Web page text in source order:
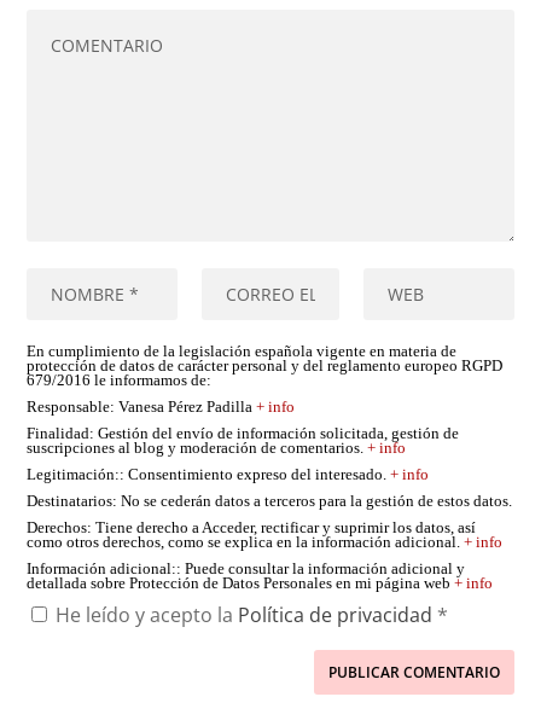
En cumplimiento de la legislación española vigente en materia de
protección de datos de carácter personal y del reglamento europeo RGPD
679/2016 le informamos de:
Responsable: Vanesa Pérez Padilla+ info
Finalidad: Gestión del envío de información solicitada, gestión de
suscripciones al blog y moderación de comentarios.+ info
Legitimación:: Consentimiento expreso del interesado.+ info
Destinatarios: No se cederán datos a terceros para la gestión de estos datos.
Derechos: Tiene derecho a Acceder, rectificar y suprimir los datos, así
como otros derechos, como se explica en la información adicional.+ info
Información adicional:: Puede consultar la información adicional y
detallada sobre Protección de Datos Personales en mi página web+ info
He leído y acepto la Política de privacidad *